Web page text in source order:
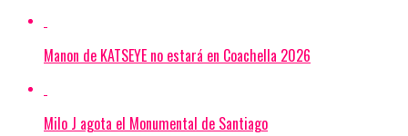
Manon de KATSEYE no estará en Coachella 2026
Milo J agota el Monumental de Santiago